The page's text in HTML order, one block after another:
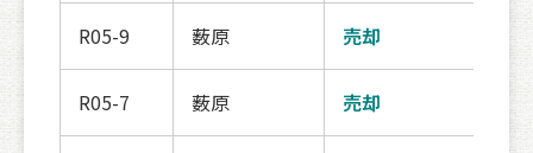
R05-9 薮原 売却
R05-7 薮原 売却